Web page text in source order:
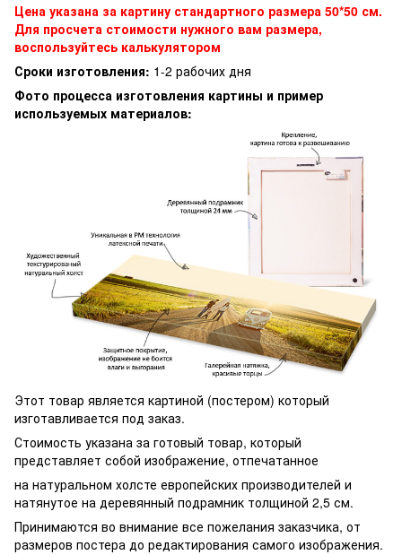
Цена указана за картину стандартного размера 50*50 см.
Для просчета стоимости нужного вам размера,
воспользуйтесь калькулятором
Сроки изготовления: 1-2 рабочих дня
Фото процесса изготовления картины и пример
используемых материалов:
Этот товар является картиной (постером) который
изготавливается под заказ.
Стоимость указана за готовый товар, который
представляет собой изображение, отпечатанное
на натуральном холсте европейских производителей и
натянутое на деревянный подрамник толщиной 2,5 см.
Принимаются во внимание все пожелания заказчика, от
размеров постера до редактирования самого изображения.